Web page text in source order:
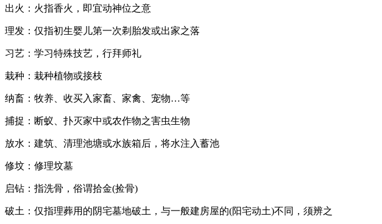
出火：火指香火，即宜动神位之意
理发：仅指初生婴儿第一次剃胎发或出家之落
习艺：学习特殊技艺，行拜师礼
栽种：栽种植物或接枝
纳畜：牧养、收买入家畜、家禽、宠物…等
捕捉：断蚁、扑灭家中或农作物之害虫生物
放水：建筑、清理池塘或水族箱后，将水注入蓄池
修坟：修理坟墓
启钻：指洗骨，俗谓拾金(捡骨)
破土：仅指理葬用的阴宅墓地破土，与一般建房屋的(阳宅动土)不同，须辨之